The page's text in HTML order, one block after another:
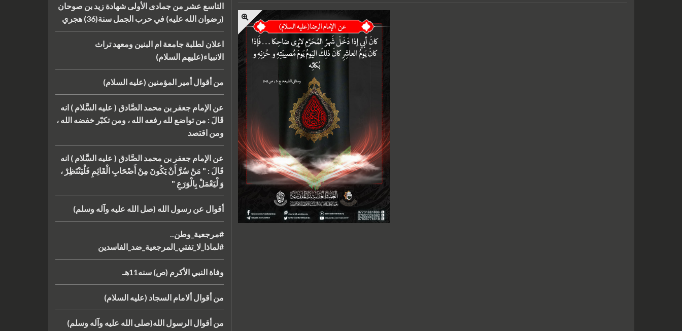
التاسع عشر من جمادى الأولى شهادة زيد بن صوحان
(رضوان الله عليه) في حرب الجمل سنة(36) هجري
اعلان لطلبة جامعة ام البنين ومعهد تراث
الانبياء(عليهم السلام)
من أقوال أمير المؤمنين (عليه السلام)
عن الإمام جعفر بن محمد الصَّادق ( عليه السَّلام ) انه
قَالَ : من تواضع لله رفعه الله ، ومن تكبّر خفضه الله ،
ومن اقتصد
عن الإمام جعفر بن محمد الصَّادق ( عليه السَّلام ) انه
قَالَ : " مَنْ سُرَّ أَنْ يَكُونَ مِنْ أَصْحَابِ الْقَائِمِ فَلْيَنْتَظِرْ ،
وَ لْيَعْمَلْ بِالْوَرَعِ "
أقوال عن رسول الله (صل الله عليه وآله وسلم)
#مرجعية_وطن..
#لماذا_لا_تفتي_المرجعية_ضد_الفاسدين
وفاة النبي الأكرم (ص) سنه11هـ
من أقوال ألامام السجاد (عليه السلام)
من أقوال الرسول الله(صلى الله عليه وآله وسلم)